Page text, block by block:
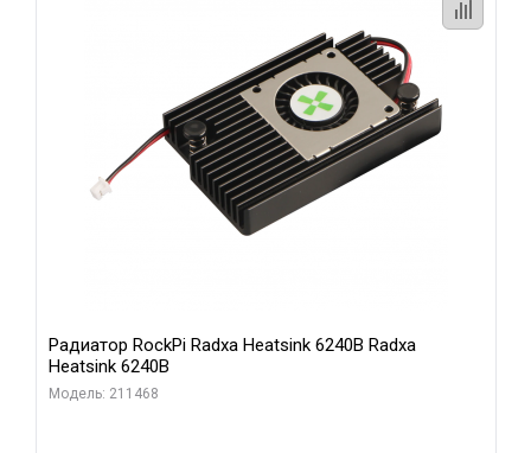
Радиатор RockPi Radxa Heatsink 6240B Radxa
Heatsink 6240B
Модель: 211468